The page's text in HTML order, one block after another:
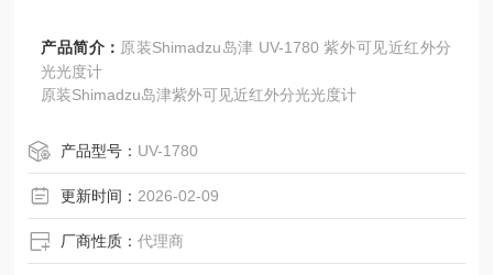
产品简介： 原装Shimadzu岛津 UV-1780 紫外可见近红外分
光光度计
原装Shimadzu岛津紫外可见近红外分光光度计
产品型号： UV-1780
更新时间： 2026-02-09
厂商性质：代理商